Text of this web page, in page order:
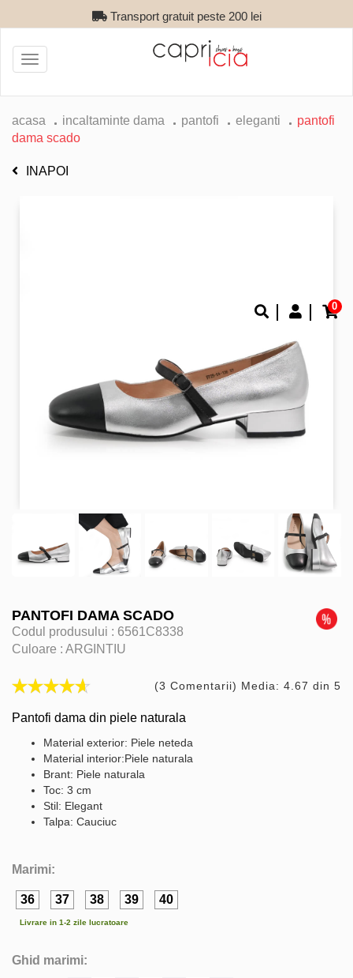
Transport gratuit peste 200 lei
0
Toggle
navigation
acasa incaltaminte dama pantofi eleganti
pantofi
dama scado
INAPOI
PANTOFI DAMA SCADO
Codul produsului : 6561C8338
Culoare : ARGINTIU
(3 Comentarii) Media: 4.67 din 5
Pantofi dama din piele naturala
Material exterior: Piele neteda
Material interior:Piele naturala
Brant: Piele naturala
Toc: 3 cm
Stil: Elegant
Talpa: Cauciuc
Marimi:
36 37 38 39 40
Livrare in 1-2 zile lucratoare
Ghid marimi: